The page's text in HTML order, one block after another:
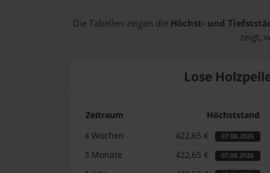
Die Tabellen zeigen die Höchst- und
zeigt,
Lose
Zeitraum Höchststand
4 Wochen
422,65 € 07.08.2026
3 Monate 422,65 € 07.08.2026